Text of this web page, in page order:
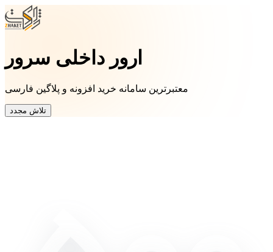
ارور داخلی سرور
معتبرترین سامانه خرید افزونه و پلاگین فارسی
تلاش مجدد